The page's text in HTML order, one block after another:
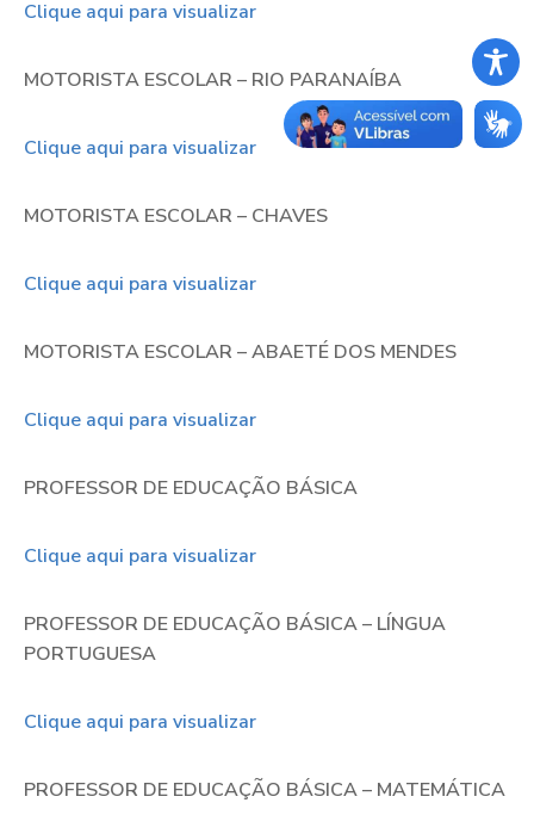
Clique aqui para visualizar
MOTORISTA ESCOLAR – RIO PARANAÍBA
Clique aqui para visualizar
MOTORISTA ESCOLAR – CHAVES
Clique aqui para visualizar
MOTORISTA ESCOLAR – ABAETÉ DOS MENDES
Clique aqui para visualizar
PROFESSOR DE EDUCAÇÃO BÁSICA
Clique aqui para visualizar
PROFESSOR DE EDUCAÇÃO BÁSICA – LÍNGUA
PORTUGUESA
Clique aqui para visualizar
PROFESSOR DE EDUCAÇÃO BÁSICA – MATEMÁTICA